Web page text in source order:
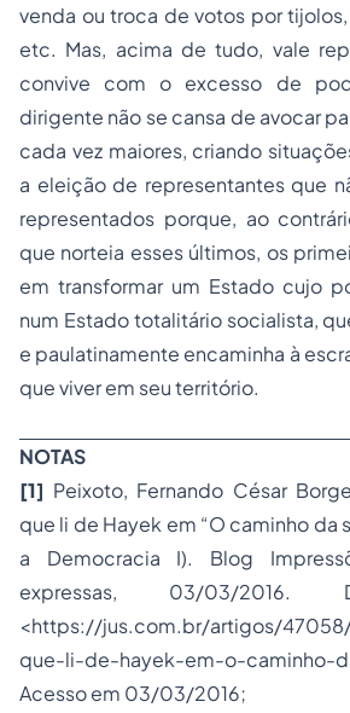
venda ou troca de votos por
etc. Mas, acima de tudo, vale
convive com o excesso de
dirigente não se cansa de avocar
cada vez maiores, criando
a eleição de representantes que
representados porque, ao
que norteia esses últimos, os
em transformar um Estado cujo
num Estado totalitário socialista,
e paulatinamente encaminha à
que viver em seu território.
NOTAS
[1] Peixoto, Fernando César
que li de Hayek em “O caminho da
a Democracia I). Blog
expressas, 03/03/2016.
<https://jus.com.br/artigos/
que-li-de-hayek-em-o-caminho-
Acesso em 03/03/2016;